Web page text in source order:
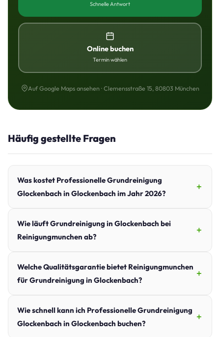
Schnelle Antwort
Online buchen
Termin wählen
Auf Google Maps ansehen · Clemensstraße 15, 80803 München
Häufig gestellte Fragen
Was kostet Professionelle Grundreinigung
Glockenbach in Glockenbach im Jahr 2026?
Wie läuft Grundreinigung in Glockenbach bei
Reinigungmunchen ab?
Welche Qualitätsgarantie bietet Reinigungmunchen
für Grundreinigung in Glockenbach?
Wie schnell kann ich Professionelle Grundreinigung
Glockenbach in Glockenbach buchen?